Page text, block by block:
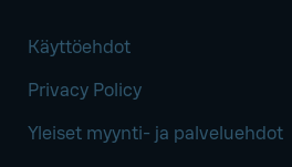
Käyttöehdot
Privacy Policy
Yleiset myynti- ja palveluehdot